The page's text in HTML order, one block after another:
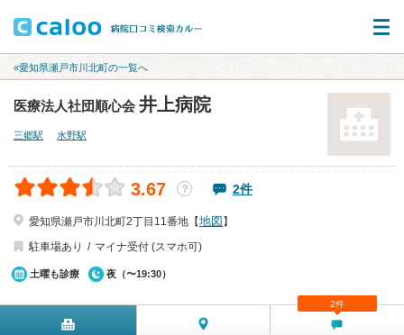
«愛知県瀬戸市川北町の一覧へ
医療法人社団順心会 井上病院
三郷駅 水野駅
3.67 ？ 2件
愛知県瀬戸市川北町2丁目11番地【地図 】
駐車場あり
マイナ受付 (スマホ可)
土曜も診療 夜（〜19:30）
2件